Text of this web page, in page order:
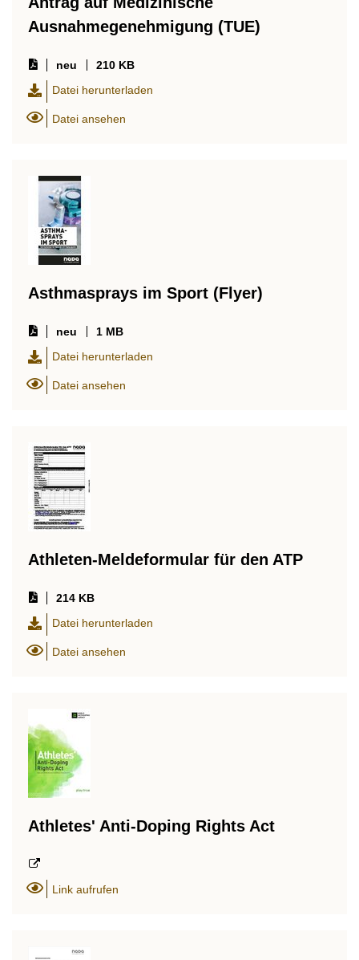
Ausnahmegenehmigung (TUE)
neu
210 KB
Datei herunterladen
Datei ansehen
Asthmasprays im Sport (Flyer)
neu
1 MB
Datei herunterladen
Datei ansehen
Athleten-Meldeformular für den ATP
214 KB
Datei herunterladen
Datei ansehen
Athletes' Anti-Doping Rights Act
Link aufrufen